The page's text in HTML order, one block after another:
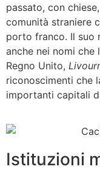
passato, con
comunità straniere
porto franco. Il suo
anche nei nomi
Regno Unito,
riconoscimenti che
importanti capitali
Istituzioni